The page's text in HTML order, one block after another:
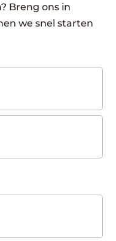
Breng ons in
we snel starten